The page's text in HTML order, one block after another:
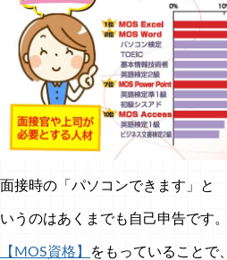
面接時の「パソコンできます」と
いうのはあくまでも自己申告です。
【MOS資格】 をもっていることで、